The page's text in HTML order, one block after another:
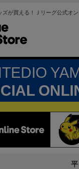
ズが買える！Ｊリーグ公式オ